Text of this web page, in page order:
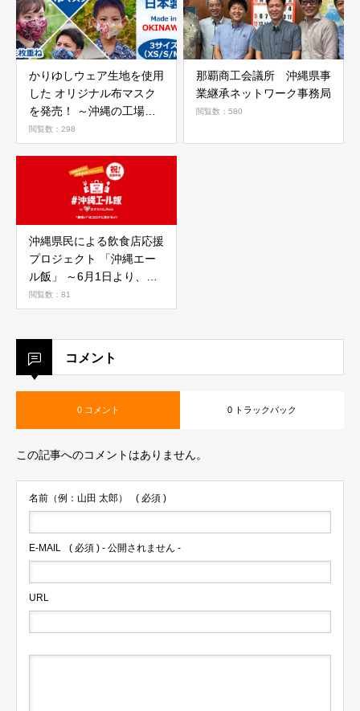
かりゆしウェア生地を使用
した オリジナル布マスク
を発売！ ～沖縄の工場で
一枚一枚丁寧につくりまし
た～
閲覧数：298
那覇商工会議所 沖縄県事
業継承ネットワーク事務局
閲覧数：580
沖縄県民による飲食店応援
プロジェクト 「沖縄エー
ル飯」 ～6月1日より、県
内飲食店向けに無料掲載の
受付を開始～
閲覧数：81
コメント
0 コメント 0 トラックバック
この記事へのコメントはありません。
名前（例：山田 太郎） ( 必須 )
E-MAIL ( 必須 ) - 公開されません -
URL